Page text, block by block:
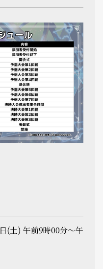
(土) 午前9時00分～午